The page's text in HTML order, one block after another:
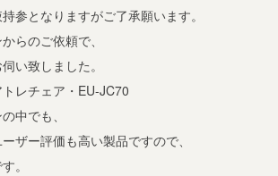
参となりますがご了承願います。
らのご依頼で、
い致しました。
レチェア・EU-JC70
中でも、
ザー評価も高い製品ですので、
。